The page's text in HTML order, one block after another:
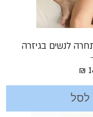
לנשים בגיזרה
לסל